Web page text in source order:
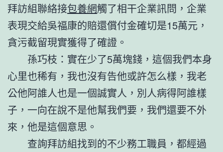
拜訪組聯絡接包養網觸了相干企業訊問，企業
表現交給吳福康的賠還償付金確切是15萬元，
貪污截留現實獲得了確證。
孫巧枝：實在少了5萬塊錢，這個我們本身
心里也稀有，我也沒有告他或許怎么樣，我老
公他阿誰人也是一個誠實人，別人病得阿誰樣
子，一向在說不是他幫我們要，我們還要不外
來，他是這個意思。
查詢拜訪組找到的不少務工職員，都經過